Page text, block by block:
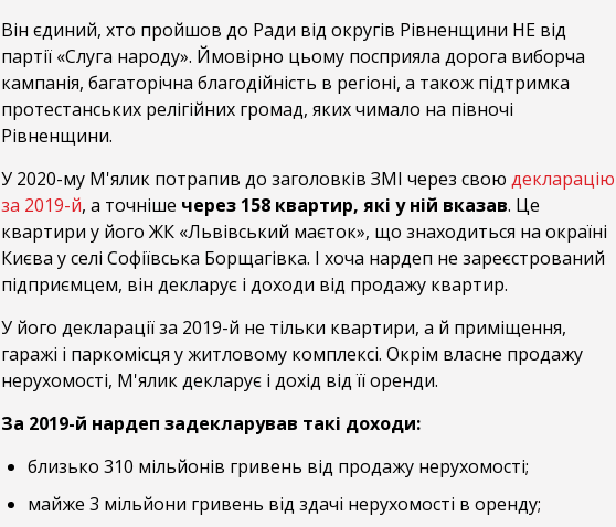
Він єдиний, хто пройшов до Ради від округів Рівненщини НЕ від
партії «Слуга народу». Ймовірно цьому посприяла дорога виборча
кампанія, багаторічна благодійність в регіоні, а також підтримка
протестанських релігійних громад, яких чимало на півночі
Рівненщини.
У 2020-му М'ялик потрапив до заголовків ЗМІ через свою декларацію
за 2019-й, а точніше через 158 квартир, які у ній вказав. Це
квартири у його ЖК «Львівський маєток», що знаходиться на окраїні
Києва у селі Софіївська Борщагівка. І хоча нардеп не зареєстрований
підприємцем, він декларує і доходи від продажу квартир.
У його декларації за 2019-й не тільки квартири, а й приміщення,
гаражі і паркомісця у житловому комплексі. Окрім власне продажу
нерухомості, М'ялик декларує і дохід від її оренди.
За 2019-й нардеп задекларував такі доходи:
близько 310 мільйонів гривень від продажу нерухомості;
майже 3 мільйони гривень від здачі нерухомості в оренду;